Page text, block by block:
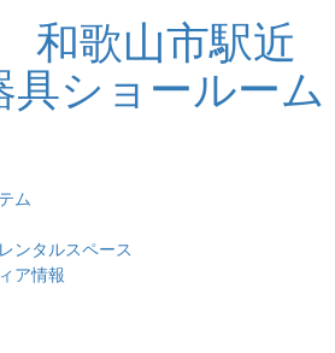
ム
レンタルスペース
ア情報